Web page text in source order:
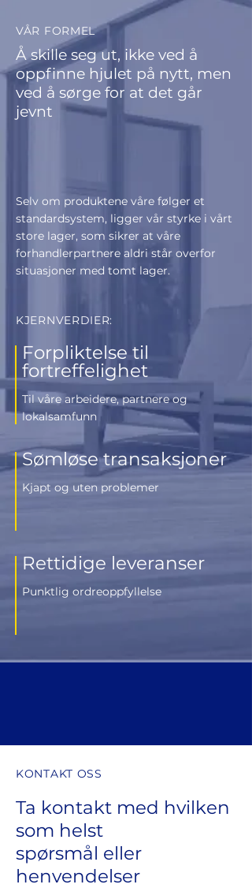
VÅR FORMEL
Å skille seg ut, ikke ved å
oppfinne hjulet på nytt, men
ved å sørge for at det går
jevnt
Selv om produktene våre følger et
standardsystem, ligger vår styrke i vårt
store lager, som sikrer at våre
forhandlerpartnere aldri står overfor
situasjoner med tomt lager.
KJERNVERDIER:
Forpliktelse til
fortreffelighet
Til våre arbeidere, partnere og
lokalsamfunn
Sømløse transaksjoner
Kjapt og uten problemer
Rettidige leveranser
Punktlig ordreoppfyllelse
KONTAKT OSS
Ta kontakt med hvilken
som helst
spørsmål eller
henvendelser